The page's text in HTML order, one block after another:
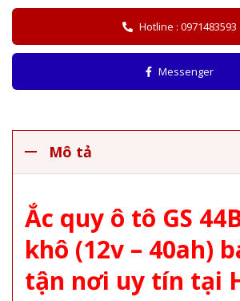
Hotline : 0971483593
Messenger
Mô tả
Ắc quy ô tô GS
khô (12v – 40ah)
tận nơi uy tín tại